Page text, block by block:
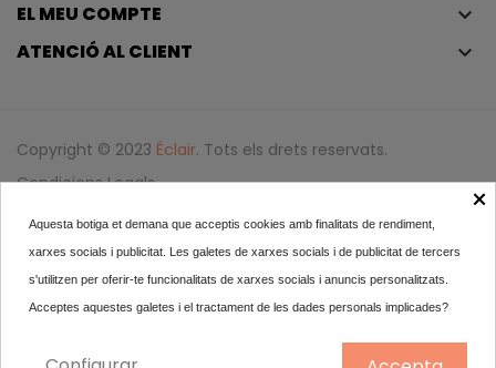
Biotherm Homme Deo Pure...
EL MEU COMPTE keyboard_arrow_down
ATENCIÓ AL CLIENT keyboard_arrow_down
Copyright © 2023 Éclair. Tots els drets reservats.
Condicions Legals
Política De Privadesa I Política De Cookies
Iniciar Sessió
×
Aquesta botiga et demana que acceptis cookies amb finalitats de rendiment,
xarxes socials i publicitat. Les galetes de xarxes socials i de publicitat de tercers
s'utilitzen per oferir-te funcionalitats de xarxes socials i anuncis personalitzats.
Acceptes aquestes galetes i el tractament de les dades personals implicades?